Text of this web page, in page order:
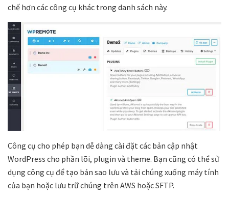
chế hơn các công cụ khác trong danh sách này.
Công cụ cho phép bạn dễ dàng cài đặt các bản cập nhật
WordPress cho phần lõi, plugin và theme. Bạn cũng có thể sử
dụng công cụ để tạo bản sao lưu và tải chúng xuống máy tính
của bạn hoặc lưu trữ chúng trên AWS hoặc SFTP.